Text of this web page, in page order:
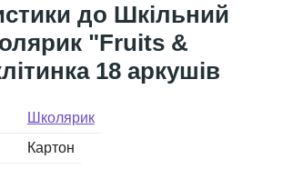
Шкільний
"Fruits &
18 аркушів
Школярик
Картон